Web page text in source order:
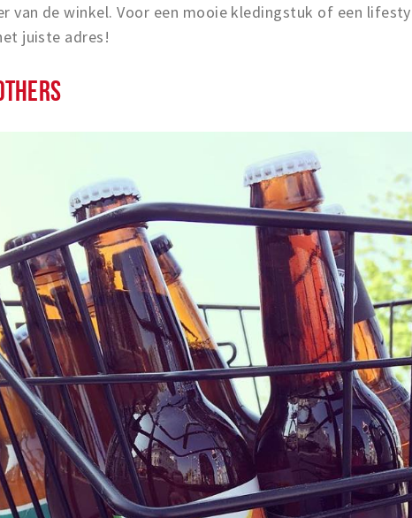
van de winkel. Voor een mooie kledingstuk of een
juiste adres!